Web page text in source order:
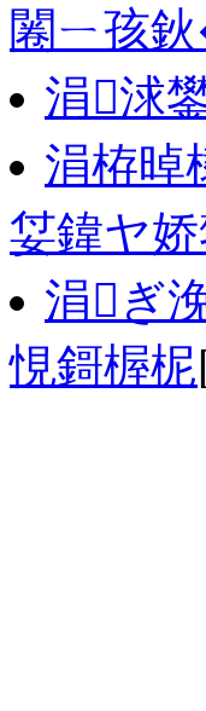
闂ㄧ孩
涓浗
涓栫晫
姇鍏ヤ
涓ぎ
悓鎶楃柅